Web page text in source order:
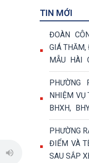
TIN MỚI
ĐOÀN
GIÁ THĂM,
MẪU HÀI
TRANG
PHƯỜNG
NHIỆM VỤ
BHXH,
2026
PHƯỜNG
ĐIỂM VÀ
SAU SẮP